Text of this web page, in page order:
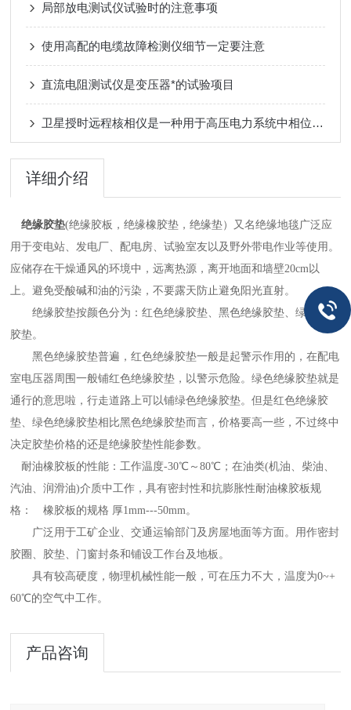
局部放电测试仪试验时的注意事项
使用高配的电缆故障检测仪细节一定要注意
直流电阻测试仪是变压器*的试验项目
卫星授时远程核相仪是一种用于高压电力系统中相位测量的先进设备
详细介绍
绝缘胶垫(绝缘胶板，绝缘橡胶垫，绝缘垫）又名绝缘地毯广泛应
用于变电站、发电厂、配电房、试验室友以及野外带电作业等使用。
应储存在干燥通风的环境中，远离热源，离开地面和墙壁20cm以
上。避免受酸碱和油的污染，不要露天防止避免阳光直射。
绝缘胶垫按颜色分为：红色绝缘胶垫、黑色绝缘胶垫、绿色绝缘
胶垫。
黑色绝缘胶垫普遍，红色绝缘胶垫一般是起警示作用的，在配电
室电压器周围一般铺红色绝缘胶垫，以警示危险。绿色绝缘胶垫就是
通行的意思啦，行走道路上可以铺绿色绝缘胶垫。但是红色绝缘胶
垫、绿色绝缘胶垫相比黑色绝缘胶垫而言，价格要高一些，不过终中
决定胶垫价格的还是绝缘胶垫性能参数。
耐油橡胶板的性能：工作温度-30℃～80℃；在油类(机油、柴油、
汽油、润滑油)介质中工作，具有密封性和抗膨胀性耐油橡胶板规
格： 橡胶板的规格 厚1mm---50mm。
广泛用于工矿企业、交通运输部门及房屋地面等方面。用作密封
胶圈、胶垫、门窗封条和铺设工作台及地板。
具有较高硬度，物理机械性能一般，可在压力不大，温度为0~+
60℃的空气中工作。
产品咨询